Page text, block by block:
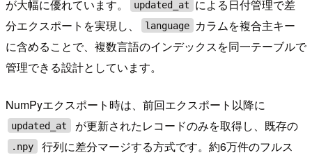
が大幅に優れています。
updated_at
による日付管理で差
分エクスポートを実現し、
language
カラムを複合主キー
に含めることで、複数言語のインデックスを同一テーブルで
管理できる設計としています。
NumPyエクスポート時は、前回エクスポート以降に
updated_at が更新されたレコードのみを取得し、既存の
.npy
行列に差分マージする方式です。約6万件のフルス